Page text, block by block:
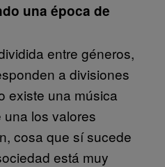
una época de
entre géneros,
a divisiones
existe una música
los valores
cosa que sí sucede
está muy